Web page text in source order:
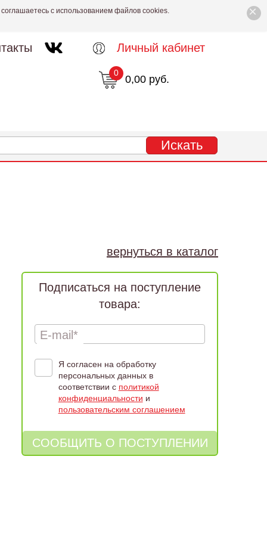
×
с использованием файлов cookies.
Личный кабинет
0,00 руб.
0
вернуться в каталог
Подписаться на поступление
товара:
E-mail*
Я согласен на обработку
персональных данных в
соответствии с политикой
конфиденциальности и
пользовательским соглашением